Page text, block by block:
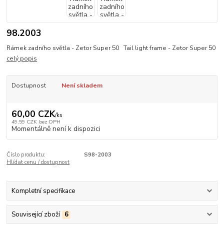
98.2003
Rámek zadního světla - Zetor Super 50 Tail light frame - Zetor Super 50
celý popis
Dostupnost Není skladem
60,00 CZK/ks
49,59 CZK bez DPH
Momentálně není k dispozici
Číslo produktu:
S98-2003
Hlídat cenu / dostupnost
Kompletní specifikace
Související zboží 6